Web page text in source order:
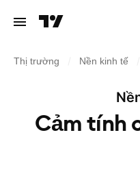
Thị trường Nền kinh tế
Cảm tính